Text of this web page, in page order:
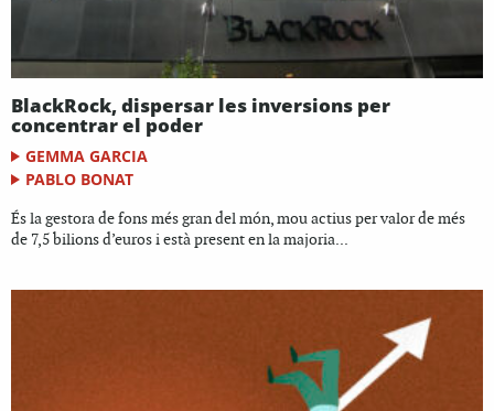
BlackRock, dispersar les inversions per
concentrar el poder
GEMMA GARCIA
PABLO BONAT
És la gestora de fons més gran del món, mou actius per valor de més
de 7,5 bilions d’euros i està present en la majoria...